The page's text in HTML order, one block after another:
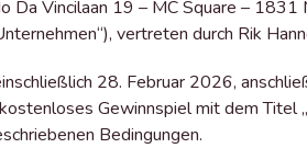
Da Vincilaan 19 – MC Square –
vertreten durch Rik
28. Februar 2026,
Gewinnspiel mit dem Titel
Bedingungen.